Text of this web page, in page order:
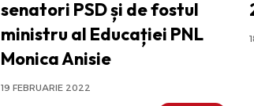
senatori PSD și de fostul
ministru al Educației PNL
Monica Anisie
19 FEBRUARIE 2022